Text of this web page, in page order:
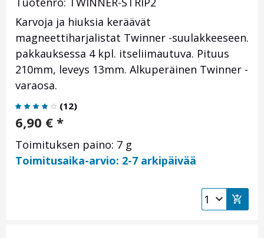
Karvoja ja hiuksia keräävät
magneettiharjalistat Twinner -suulakkeeseen.
pakkauksessa 4 kpl. itseliimautuva. Pituus
210mm, leveys 13mm. Alkuperäinen Twinner -
varaosa.
(12)
6,90 € *
Toimituksen paino: 7 g
Toimitusaika-arvio: 2-7 arkipäivää